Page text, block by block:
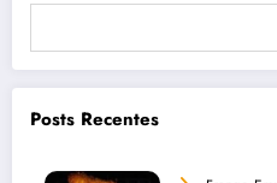
Posts Recentes